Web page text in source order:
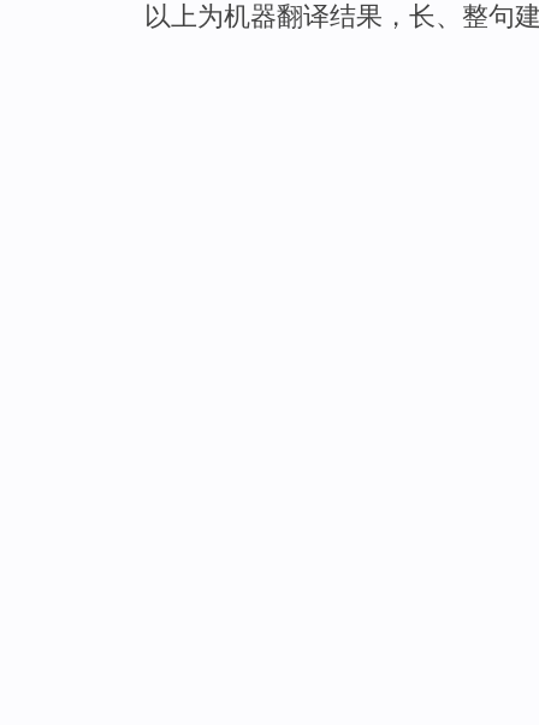
以上为机器翻译结果，长、整句